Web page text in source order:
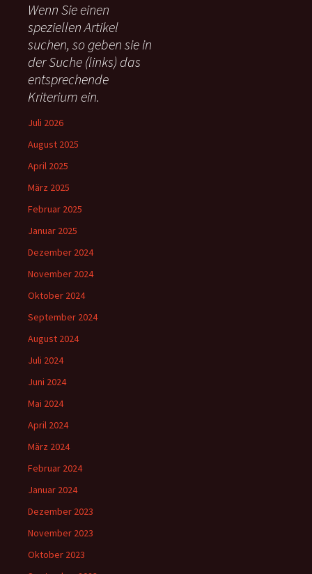
n
n
a
c
:
Wenn Sie einen
speziellen Artikel
suchen, so geben sie in
der Suche (links) das
entsprechende
Kriterium ein.
Juli 2026
August 2025
April 2025
März 2025
Februar 2025
Januar 2025
Dezember 2024
November 2024
Oktober 2024
September 2024
August 2024
Juli 2024
Juni 2024
Mai 2024
April 2024
März 2024
Februar 2024
Januar 2024
Dezember 2023
November 2023
Oktober 2023